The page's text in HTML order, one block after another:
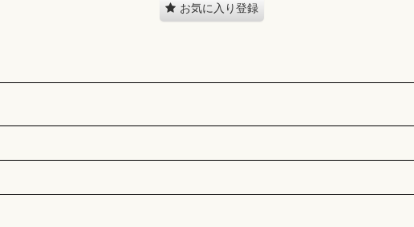
お気に入り登録